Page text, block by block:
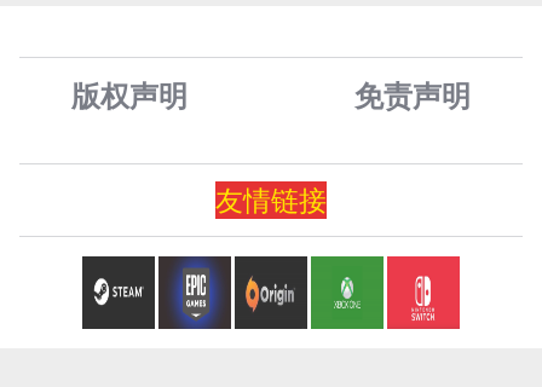
版权声明 免责声明
友情链接